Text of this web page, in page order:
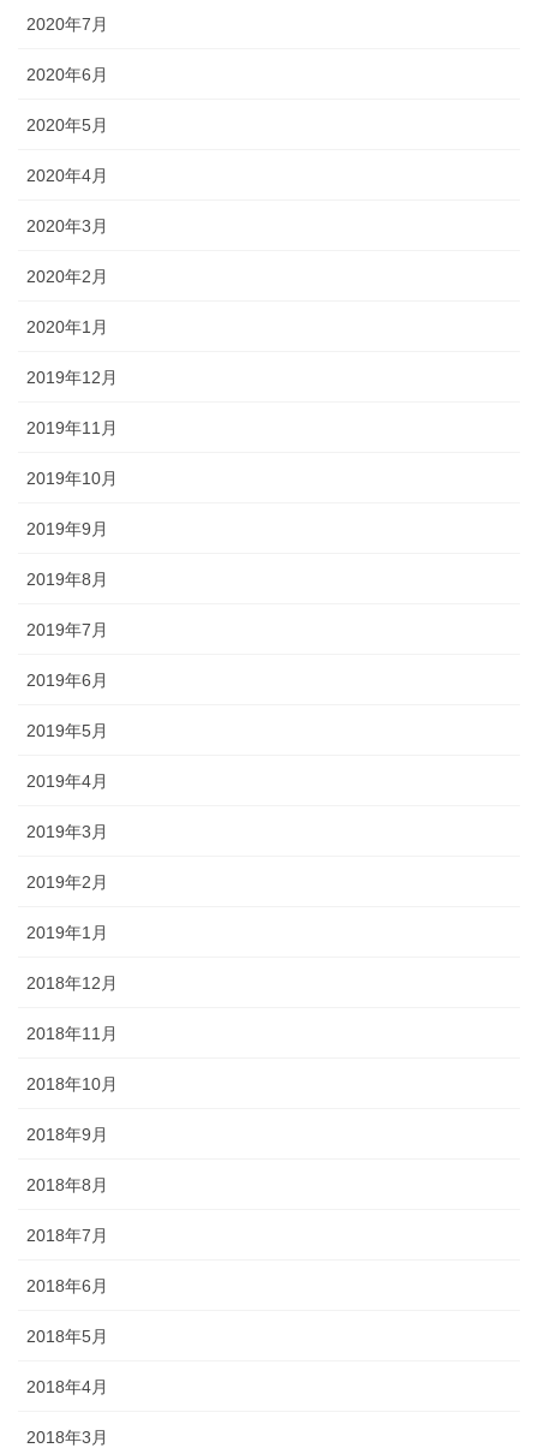
2020年7月
2020年6月
2020年5月
2020年4月
2020年3月
2020年2月
2020年1月
2019年12月
2019年11月
2019年10月
2019年9月
2019年8月
2019年7月
2019年6月
2019年5月
2019年4月
2019年3月
2019年2月
2019年1月
2018年12月
2018年11月
2018年10月
2018年9月
2018年8月
2018年7月
2018年6月
2018年5月
2018年4月
2018年3月